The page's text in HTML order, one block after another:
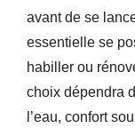
avant de se
essentielle se
habiller ou
choix dépendra
l’eau, confort